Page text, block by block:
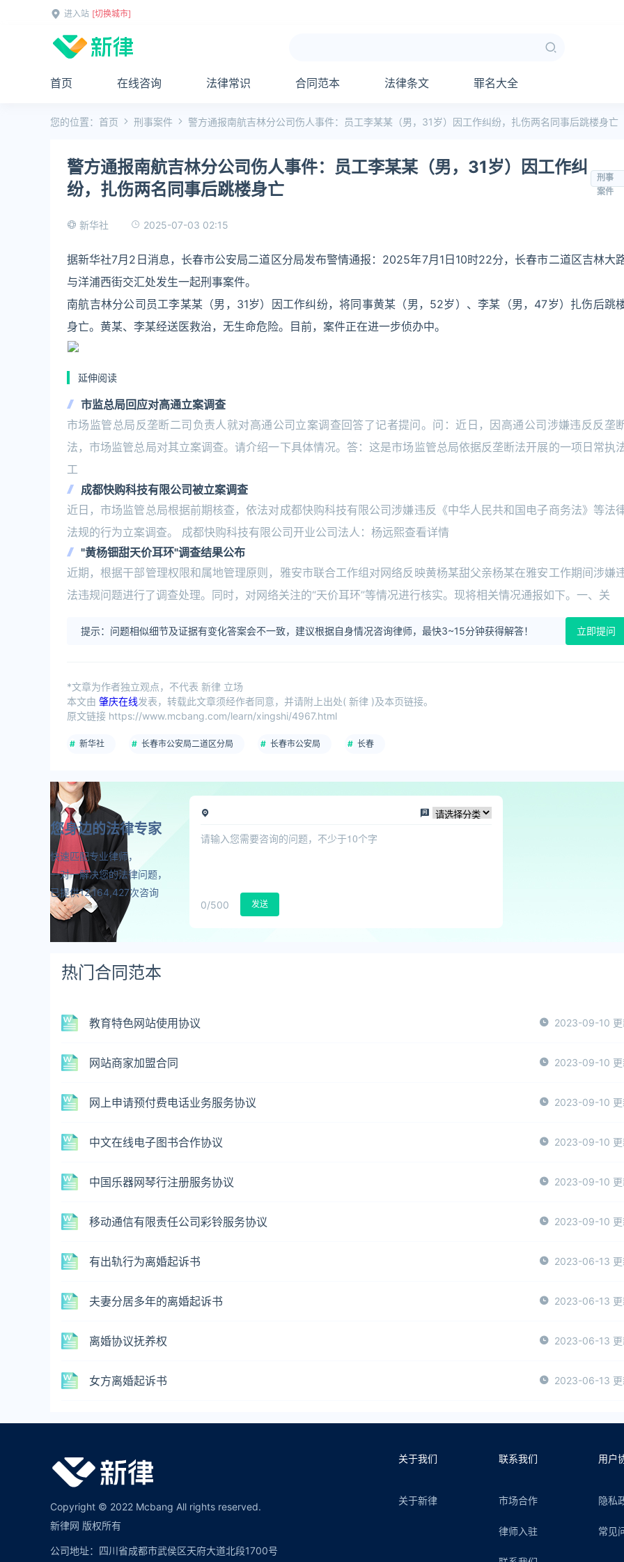
进入站 [切换城市]
首页 在线咨询 法律常识 合同范本 法律条文 罪名大全
您的位置： 首页 刑事案件 警方通报南航吉林分公司伤人事件：员工李某某（男，31岁）因工作纠纷，扎伤两名同事后跳楼身亡
警方通报南航吉林分公司伤人事件：员工李某某（男，31岁）因工作纠
纷，扎伤两名同事后跳楼身亡
刑事
案件
新华社 2025-07-03 02:15
据新华社7月2日消息，长春市公安局二道区分局发布警情通报：2025年7月1日10时22分，长春市二道区吉林大
与洋浦西街交汇处发生一起刑事案件。
南航吉林分公司员工李某某（男，31岁）因工作纠纷，将同事黄某（男，52岁）、李某（男，47岁）扎伤后跳
身亡。黄某、李某经送医救治，无生命危险。目前，案件正在进一步侦办中。
延伸阅读
市监总局回应对高通立案调查
市场监管总局反垄断二司负责人就对高通公司立案调查回答了记者提问。问：近日，因高通公司涉嫌违反反垄
法，市场监管总局对其立案调查。请介绍一下具体情况。答：这是市场监管总局依据反垄断法开展的一项日常执
工
成都快购科技有限公司被立案调查
近日，市场监管总局根据前期核查，依法对成都快购科技有限公司涉嫌违反《中华人民共和国电子商务法》等法
法规的行为立案调查。 成都快购科技有限公司开业公司法人：杨远熙查看详情
"黄杨钿甜天价耳环"调查结果公布
近期，根据干部管理权限和属地管理原则，雅安市联合工作组对网络反映黄杨某甜父亲杨某在雅安工作期间涉嫌
法违规问题进行了调查处理。同时，对网络关注的“天价耳环”等情况进行核实。现将相关情况通报如下。一、关
提示：问题相似细节及证据有变化答案会不一致，建议根据自身情况咨询律师，最快3~15分钟获得解答！ 立即提问
*文章为作者独立观点，不代表 新律 立场
本文由 肇庆在线发表，转载此文章须经作者同意，并请附上出处( 新律 )及本页链接。
原文链接 https://www.mcbang.com/learn/xingshi/4967.html
新华社 长春市公安局二道区分局 长春市公安局 长春
您身边的法律专家
快速匹配专业律师，
一对一解决您的法律问题，
已提供12,164,427次咨询
0/500 发送
热门合同范本
教育特色网站使用协议 2023-09-10 更
网站商家加盟合同 2023-09-10 更
网上申请预付费电话业务服务协议 2023-09-10 更
中文在线电子图书合作协议 2023-09-10 更
中国乐器网琴行注册服务协议 2023-09-10 更
移动通信有限责任公司彩铃服务协议 2023-09-10 更
有出轨行为离婚起诉书 2023-06-13 更
夫妻分居多年的离婚起诉书 2023-06-13 更
离婚协议抚养权 2023-06-13 更
女方离婚起诉书 2023-06-13 更
Copyright © 2022 Mcbang All rights reserved.
新律网 版权所有
公司地址：四川省成都市武侯区天府大道北段1700号
关于我们
关于新律
联系我们
市场合作
律师入驻
用户
隐私
常见